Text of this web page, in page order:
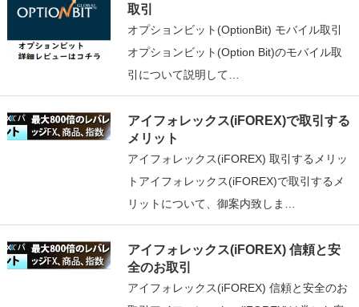
取引
オプションビット(OptionBit) モバイル取引
オプションビット(Option Bit)のモバイル取
引について説明して…
アイフォレックス(iFOREX)で取引する
メリット
アイフォレックス(iFOREX) 取引するメリッ
トアイフォレックス(iFOREX)で取引するメ
リットについて、御案内致しま…
アイフォレックス(iFOREX) 信頼と安
全のお取引
アイフォレックス(iFOREX) 信頼と安全のお